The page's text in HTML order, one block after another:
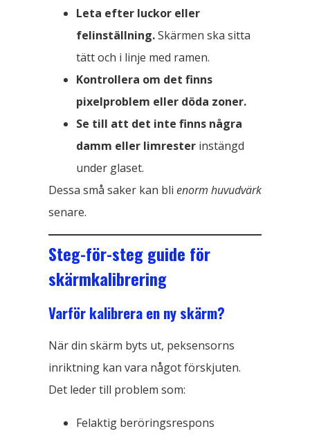
Leta efter luckor eller
felinställning.Skärmen ska sitta
tätt och i linje med ramen.
Kontrollera om det finns
pixelproblem eller döda zoner.
Se till att det inte finns några
damm eller limrester instängd
under glaset.
Dessa små saker kan bli enorm huvudvärk
senare.
Steg-för-steg guide för
skärmkalibrering
Varför kalibrera en ny skärm?
När din skärm byts ut, peksensorns
inriktning kan vara något förskjuten.
Det leder till problem som:
Felaktig beröringsrespons